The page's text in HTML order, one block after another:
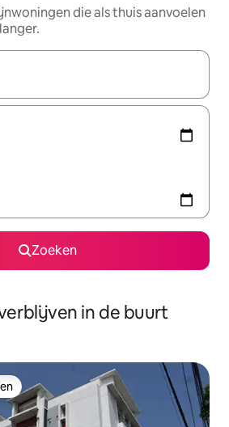
die als thuis aanvoelen
beschikbaar zijn, maak je een keuze
Zoeken
in de buurt